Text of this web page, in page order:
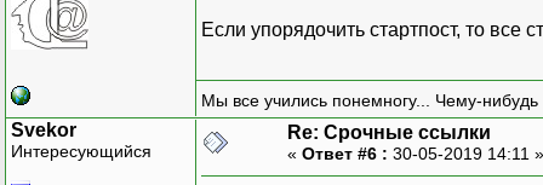
// проверка
throw new
}
// активируем
// ...
Если упорядочить стартпост, то все
Мы все учились понемногу... Чему-нибудь
Svekor
Интересующийся
Re: Срочные ссылки
« Ответ #6 : 30-05-2019 14:11